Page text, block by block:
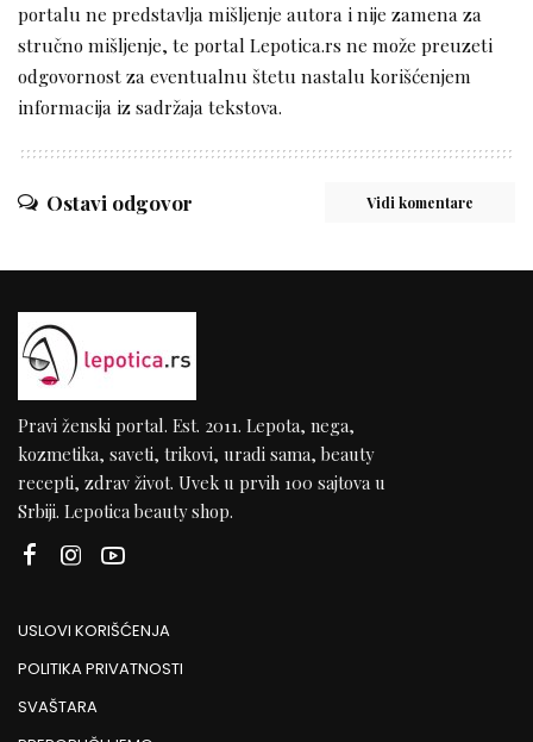
portalu ne predstavlja mišljenje autora i nije zamena za
stručno mišljenje, te portal Lepotica.rs ne može preuzeti
odgovornost za eventualnu štetu nastalu korišćenjem
informacija iz sadržaja tekstova.
Ostavi odgovor Vidi komentare
Pravi ženski portal. Est. 2011. Lepota, nega,
kozmetika, saveti, trikovi, uradi sama, beauty
recepti, zdrav život. Uvek u prvih 100 sajtova u
Srbiji. Lepotica beauty shop.
USLOVI KORIŠĆENJA
POLITIKA PRIVATNOSTI
SVAŠTARA